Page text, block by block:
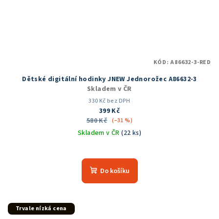
Dětské digitální hodinky JNEW Jednorožec A86632-3
Skladem v ČR
330 Kč bez DPH
399 Kč
580 Kč (–31 %)
Skladem v ČR(22 ks)
hodnocení
produktu
Do košíku
KÓD:A86632-3-RED
Trvale nízká cena